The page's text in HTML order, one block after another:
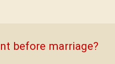
before marriage?